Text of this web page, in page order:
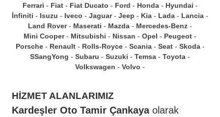
Ferrari
Fiat Fiat Ducato Ford Honda
Hyundai
İnfiniti
Isuzu Iveco Jaguar Jeep Kia Lada
Lancia
Land Rover
Maserati Mazda
Mercedes-Benz
Mini Cooper
Mitsubishi Nissan Opel
Peugeot
Porsche
Renault Rolls-Royce Scania Seat
Skoda
SSangYong
Subaru Suzuki Temsa
Toyota
Volkswagen
Volvo
HİZMET ALANLARIMIZ
Kardeşler Oto Tamir Çankayaolarak